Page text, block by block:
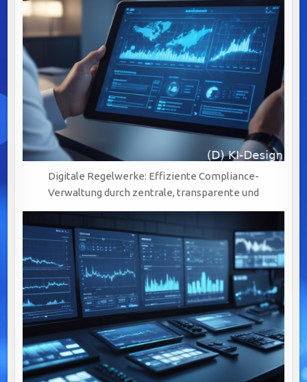
Digitale Regelwerke: Effiziente Compliance-
Verwaltung durch zentrale, transparente und